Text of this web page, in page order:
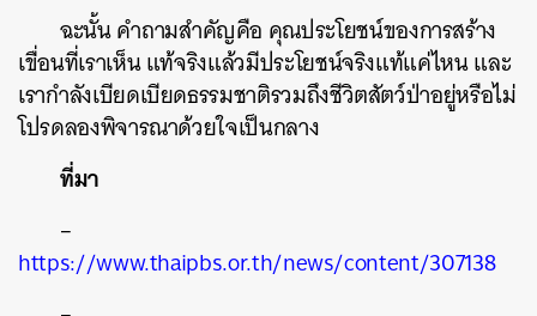
ฉะนั้น คำถามสำคัญคือ คุณประโยชน์ของการสร้าง
เขื่อนที่เราเห็น แท้จริงแล้วมีประโยชน์จริงแท้แค่ไหน และ
เรากำลังเบียดเบียดธรรมชาติรวมถึงชีวิตสัตว์ป่าอยู่หรือไม่
โปรดลองพิจารณาด้วยใจเป็นกลาง
ที่มา
–
https://www.thaipbs.or.th/news/content/307138